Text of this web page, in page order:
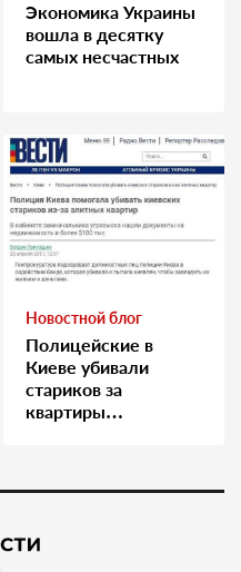
Экономика Украины
вошла в десятку
самых несчастных
Новостной блог
Полицейские в
Киеве убивали
стариков за
квартиры…